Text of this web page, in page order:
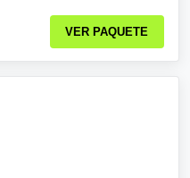
VER PAQUETE